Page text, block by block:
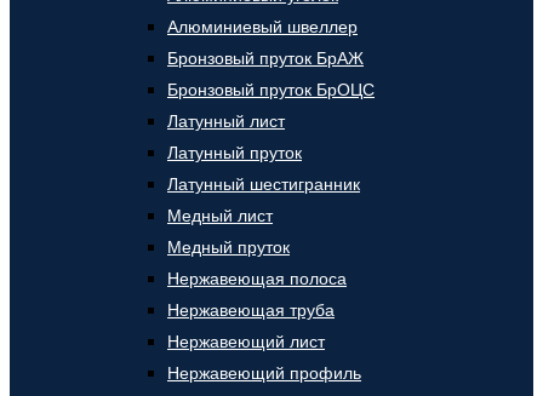
Алюминиевый швеллер
Бронзовый пруток БрАЖ
Бронзовый пруток БрОЦС
Латунный лист
Латунный пруток
Латунный шестигранник
Медный лист
Медный пруток
Нержавеющая полоса
Нержавеющая труба
Нержавеющий лист
Нержавеющий профиль